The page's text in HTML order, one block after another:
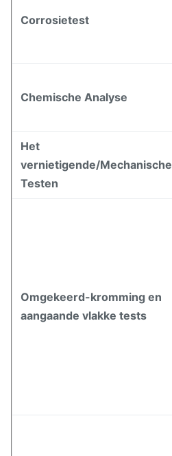
Corrosietest
Chemische Analyse
Het
vernietigende/Mechanische
Testen
Omgekeerd-kromming en
aangaande vlakke tests